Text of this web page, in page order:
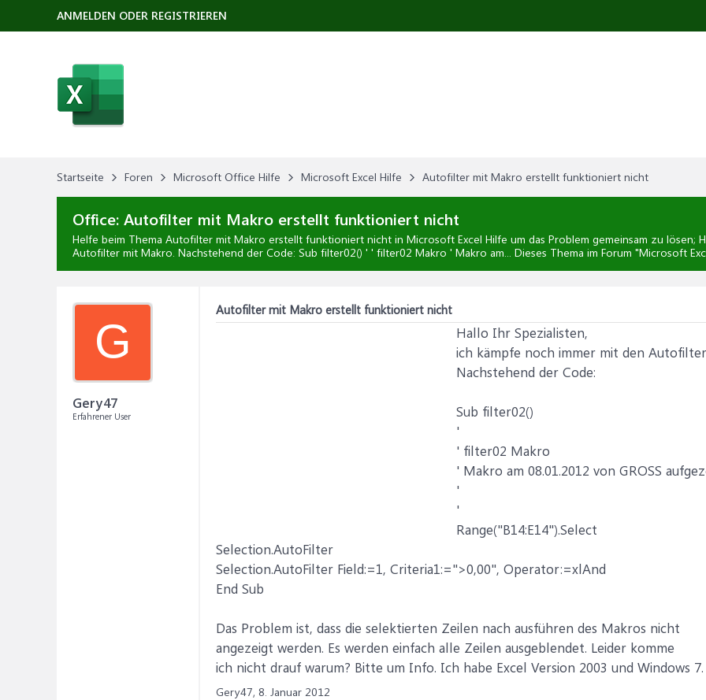
Startseite Foren Microsoft Office Hilfe Microsoft Excel Hilfe Autofilter mit Makro erstellt funktioniert nicht
Office: Autofilter mit Makro erstellt funktioniert nicht
Helfe beim Thema Autofilter mit Makro erstellt funktioniert nicht in Microsoft Excel Hilfe um das Problem gemeinsam zu lösen;
Autofilter mit Makro. Nachstehend der Code: Sub filter02() ' ' filter02 Makro ' Makro am... Dieses Thema im Forum "Microsoft
G
Gery47
Erfahrener User
Autofilter mit Makro erstellt funktioniert nicht
Hallo Ihr Spezialisten,
ich kämpfe noch immer mit den
Nachstehend der Code:
Sub filter02()
'
' filter02 Makro
' Makro am 08.01.2012 von GROSS
'
'
Range("B14:E14").Select
Selection.AutoFilter
Selection.AutoFilter Field:=1, Criteria1:=">0,00", Operator:=xlAnd
End Sub
Das Problem ist, dass die selektierten Zeilen nach ausführen des Makros nicht
angezeigt werden. Es werden einfach alle Zeilen ausgeblendet. Leider komme
ich nicht drauf warum? Bitte um Info. Ich habe Excel Version 2003 und Windows 7.
Gery47, 8. Januar 2012
ANMELDEN ODER REGISTRIEREN